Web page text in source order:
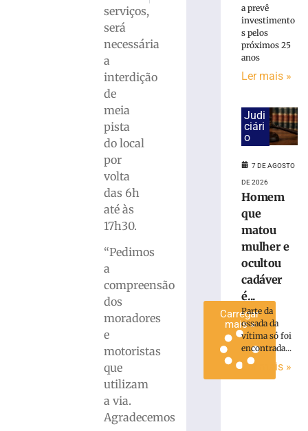
serviços,
será
necessária
a
interdição
de
meia
pista
do local
por
volta
das 6h
até às
17h30.
“Pedimos
a
compreensão
dos
moradores
e
motoristas
que
utilizam
a via.
Agradecemos
Prefeitura
apresenta
projeto
Brusque
Digital
modernização
infraestrutura
urbana
Carregar
mais »
a prevê
investimento
s pelos
próximos 25
anos
Ler mais »
Judi
ciári
o
7 DE AGOSTO
DE 2026
Homem
que
matou
mulher e
ocultou
cadáver
é...
Parte da
ossada da
vítima só foi
encontrada...
Ler mais »